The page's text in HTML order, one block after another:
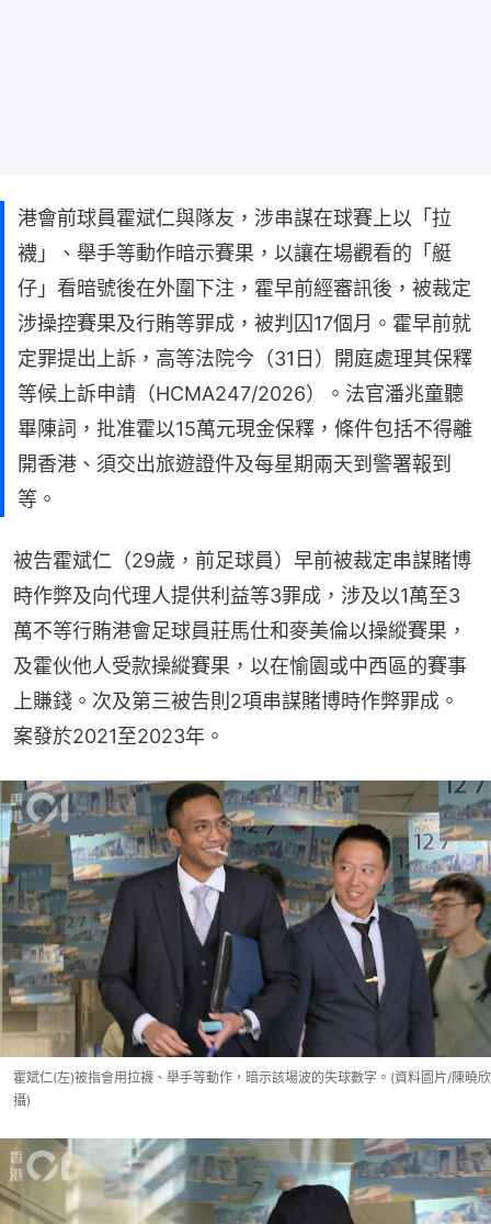
港會前球員霍斌仁與隊友，涉串謀在球賽上以「拉
襪」、舉手等動作暗示賽果，以讓在場觀看的「艇
仔」看暗號後在外圍下注，霍早前經審訊後，被裁定
涉操控賽果及行賄等罪成，被判囚17個月。霍早前就
定罪提出上訴，高等法院今（31日）開庭處理其保釋
等候上訴申請（HCMA247/2026）。法官潘兆童聽
畢陳詞，批准霍以15萬元現金保釋，條件包括不得離
開香港、須交出旅遊證件及每星期兩天到警署報到
等。
被告霍斌仁（29歲，前足球員）早前被裁定串謀賭博
時作弊及向代理人提供利益等3罪成，涉及以1萬至3
萬不等行賄港會足球員莊馬仕和麥美倫以操縱賽果，
及霍伙他人受款操縱賽果，以在愉園或中西區的賽事
上賺錢。次及第三被告則2項串謀賭博時作弊罪成。
案發於2021至2023年。
霍斌仁(左)被指會用拉襪、舉手等動作，暗示該場波的失球數字。(資料圖片/陳曉欣
攝)